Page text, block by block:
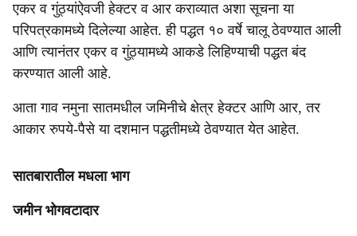
एकर व गुंठ्यांऐवजी हेक्टर व आर कराव्यात अशा सूचना या
परिपत्रकामध्ये दिलेल्या आहेत. ही पद्धत १० वर्षे चालू ठेवण्यात आली
आणि त्यानंतर एकर व गुंठ्यामध्ये आकडे लिहिण्याची पद्धत बंद
करण्यात आली आहे.
आता गाव नमुना सातमधील जमिनीचे क्षेत्र हेक्टर आणि आर, तर
आकार रुपये-पैसे या दशमान पद्धतीमध्ये ठेवण्यात येत आहेत.
सातबारातील मधला भाग
जमीन भोगवटादार